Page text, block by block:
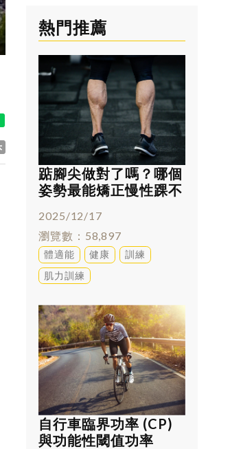
熱門推薦
踮腳尖做對了嗎？哪個
姿勢最能矯正慢性踝不
2025/12/17
瀏覽數
58,897
體適能 健康
訓練
肌力訓練
自行車臨界功率 (CP)
與功能性閾值功率